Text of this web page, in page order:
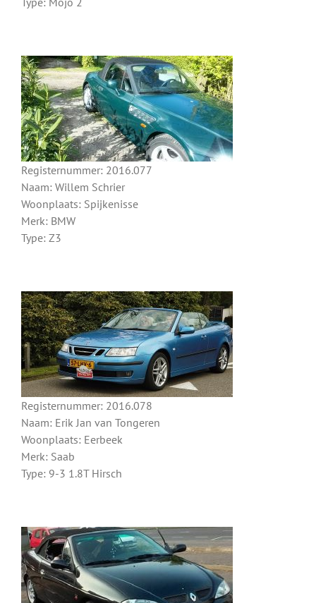
Registernummer: 2016.077
Naam: Willem Schrier
Woonplaats: Spijkenisse
Merk: BMW
Type: Z3
Registernummer: 2016.078
Naam: Erik Jan van Tongeren
Woonplaats: Eerbeek
Merk: Saab
Type: 9-3 1.8T Hirsch